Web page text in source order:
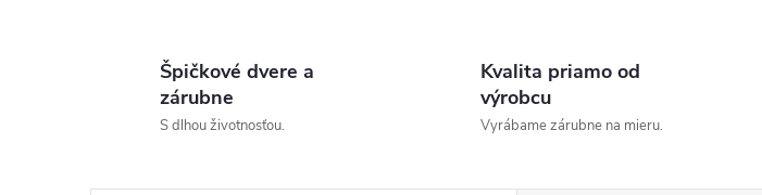
Špičkové dvere a
zárubne
S dlhou životnosťou.
Kvalita priamo od
výrobcu
Vyrábame zárubne na mieru.